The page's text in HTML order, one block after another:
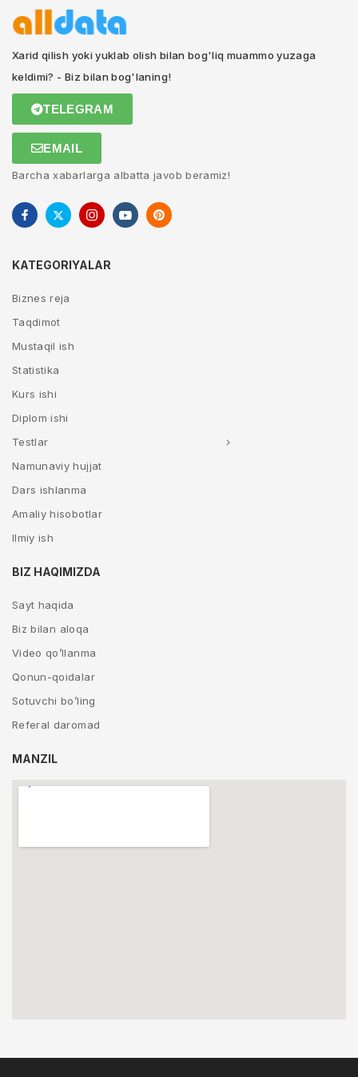
Xarid qilish yoki yuklab olish bilan bog'liq muammo yuzaga
keldimi? - Biz bilan bog'laning!
TELEGRAM
EMAIL
Barcha xabarlarga albatta javob beramiz!
KATEGORIYALAR
Biznes reja
Taqdimot
Mustaqil ish
Statistika
Kurs ishi
Diplom ishi
Testlar
Namunaviy hujjat
Dars ishlanma
Amaliy hisobotlar
Ilmiy ish
BIZ HAQIMIZDA
Sayt haqida
Biz bilan aloqa
Video qo’llanma
Qonun-qoidalar
Sotuvchi bo’ling
Referal daromad
MANZIL